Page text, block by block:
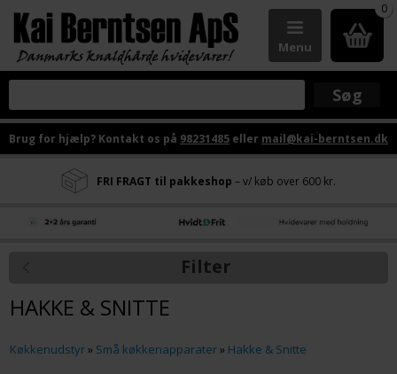
0
Menu
Brug for hjælp? Kontakt os på 98231485 eller mail@kai-berntsen.dk
FRI FRAGT til pakkeshop – v/ køb over 600 kr.
Filter
HAKKE & SNITTE
Køkkenudstyr» Små køkkenapparater» Hakke & Snitte